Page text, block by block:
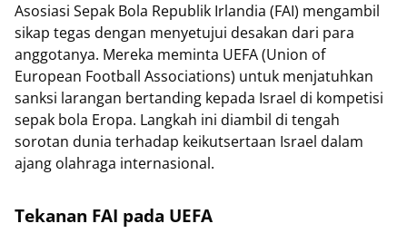
Asosiasi Sepak Bola Republik Irlandia (FAI) mengambil
sikap tegas dengan menyetujui desakan dari para
anggotanya. Mereka meminta UEFA (Union of
European Football Associations) untuk menjatuhkan
sanksi larangan bertanding kepada Israel di kompetisi
sepak bola Eropa. Langkah ini diambil di tengah
sorotan dunia terhadap keikutsertaan Israel dalam
ajang olahraga internasional.
Tekanan FAI pada UEFA